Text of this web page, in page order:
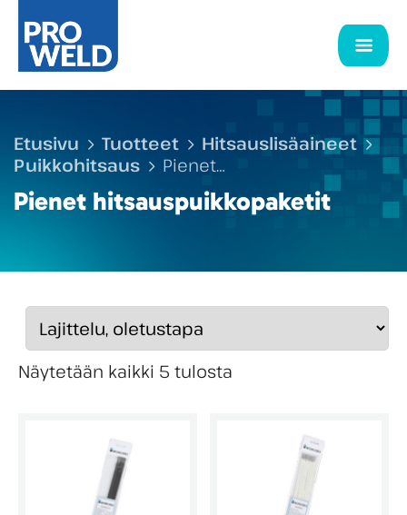
Etusivu Tuotteet
Hitsauslisäaineet
Puikkohitsaus
Pienet
hitsauspuikkopaketit
Pienet hitsauspuikkopaketit
Näytetään kaikki 5 tulosta